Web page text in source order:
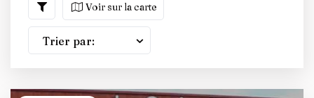
Voir sur la carte
Trier par: